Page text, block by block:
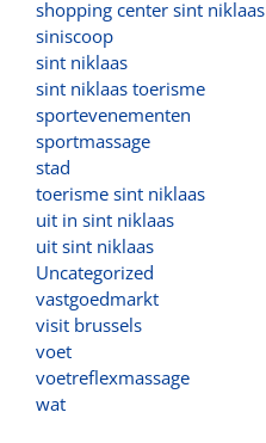
shopping center sint niklaas
siniscoop
sint niklaas
sint niklaas toerisme
sportevenementen
sportmassage
stad
toerisme sint niklaas
uit in sint niklaas
uit sint niklaas
Uncategorized
vastgoedmarkt
visit brussels
voet
voetreflexmassage
wat